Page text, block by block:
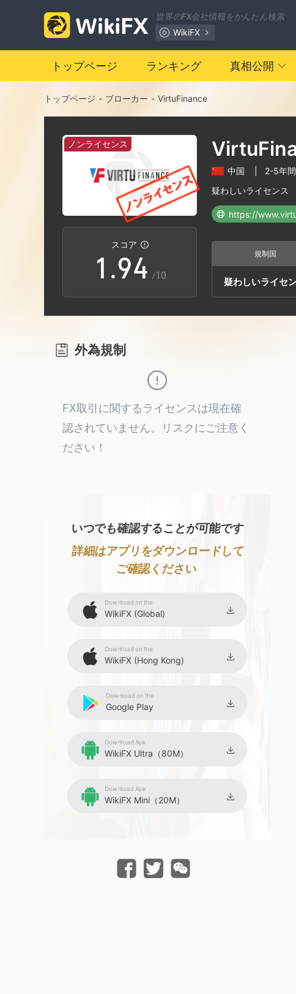
世界のFX会社情報をかんたん検索
WikiFX
トップページ ランキング 真相公開
トップページ - ブローカー - VirtuFinance
ノンライセンス
スコア
0
1
2
3
5
6
8
9
.
2
3
4
5
6
7
8
9
0
1
2
3
4
5
7
8
9
/10
中国
2-5年間
疑わしいライセンス
https://
規制国
疑わしいライセ
外為規制
FX取引に関するライセンスは現在確
認されていません。リスクにご注意く
ださい！
いつでも確認することが可能です
詳細はアプリをダウンロードして
ご確認ください
Download on the
WikiFX (Global)
Download on the
WikiFX (Hong Kong)
Download on the
Google Play
Download Apk
WikiFX Ultra（80M）
Download Apk
WikiFX Mini（20M）